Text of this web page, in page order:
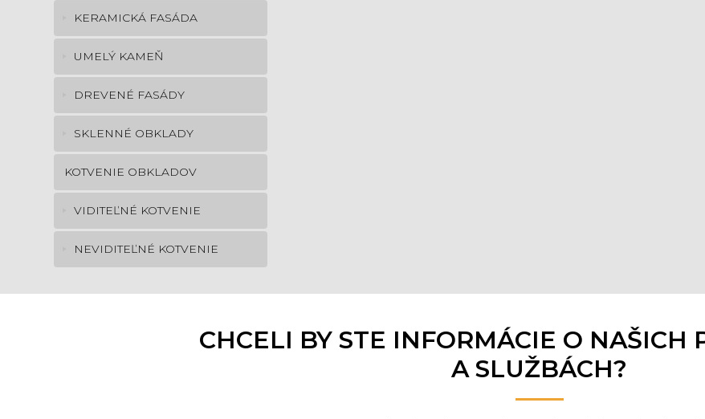
KERAMICKÁ FASÁDA
UMELÝ KAMEŇ
DREVENÉ FASÁDY
SKLENNÉ OBKLADY
KOTVENIE OBKLADOV
VIDITEĽNÉ KOTVENIE
NEVIDITEĽNÉ KOTVENIE
CHCELI BY STE INFORMÁCIE O NAŠICH
A SLUŽBÁCH?